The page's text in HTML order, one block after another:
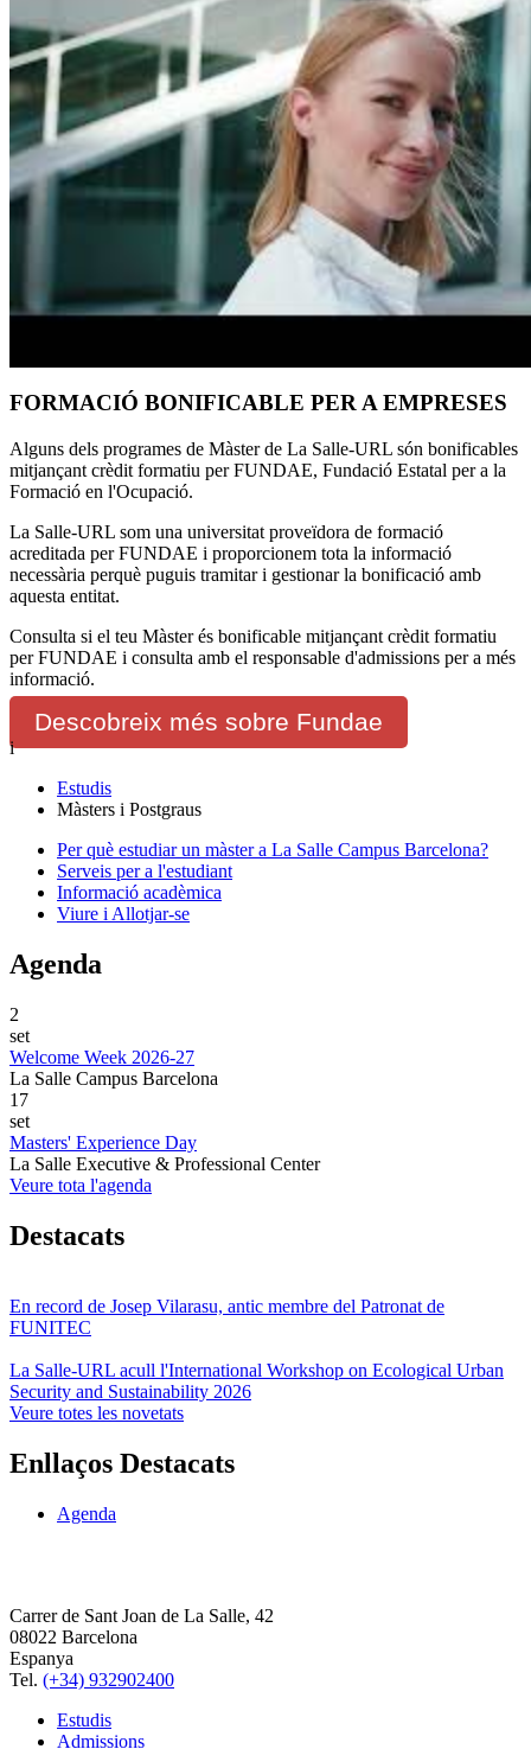
FORMACIÓ BONIFICABLE PER A EMPRESES
Alguns dels programes de Màster de La Salle-URL són bonificables
mitjançant crèdit formatiu per FUNDAE, Fundació Estatal per a la
Formació en l'Ocupació.
La Salle-URL som una universitat proveïdora de formació
acreditada per FUNDAE i proporcionem tota la informació
necessària perquè puguis tramitar i gestionar la bonificació amb
aquesta entitat.
Consulta si el teu Màster és bonificable mitjançant crèdit formatiu
per FUNDAE i consulta amb el responsable d'admissions per a més
informació.
Descobreix més sobre Fundae
i
Estudis
Màsters i Postgraus
Per què estudiar un màster a La Salle Campus Barcelona?
Serveis per a l'estudiant
Informació acadèmica
Viure i Allotjar-se
Agenda
2
set
Welcome Week 2026-27
La Salle Campus Barcelona
17
set
Masters' Experience Day
La Salle Executive & Professional Center
Veure tota l'agenda
Destacats
En record de Josep Vilarasu, antic membre del Patronat de
FUNITEC
La Salle-URL acull l'International Workshop on Ecological Urban
Security and Sustainability 2026
Veure totes les novetats
Enllaços Destacats
Agenda
Carrer de Sant Joan de La Salle, 42
08022 Barcelona
Espanya
Tel. (+34) 932902400
Estudis
Admissions